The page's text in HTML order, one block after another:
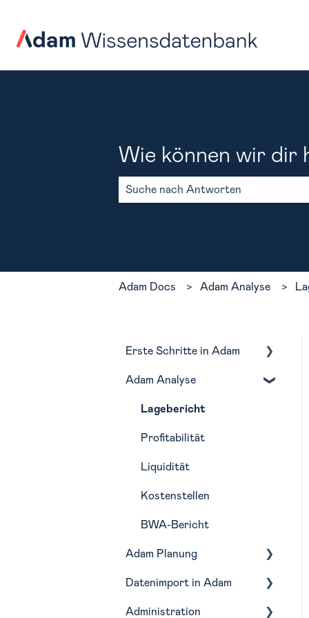
Wie können wir dir
Adam Docs Adam Analyse
Erste Schritte in Adam
Navigation
Monatliche Routine in
Adam Analyse
Lagebericht
Profitabilität
Liquidität
Kostenstellen
BWA-Bericht
Adam Planung
Budgetierung
Forecasting
Datenimport in Adam
Buchhaltungstools
Administration